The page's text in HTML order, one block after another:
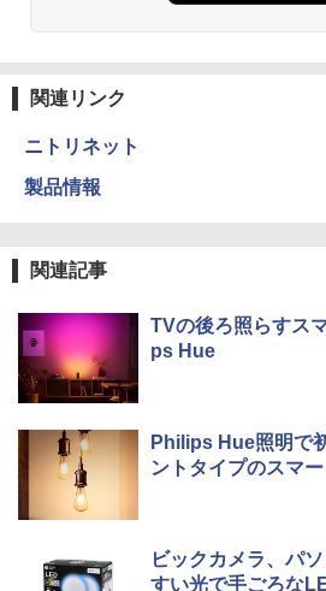
関連リンク
ニトリネット
製品情報
関連記事
TVの後ろ照らすス
ps Hue
Philips Hue照明で
ントタイプのスマ
ビックカメラ、パ
すい光で手ごろな